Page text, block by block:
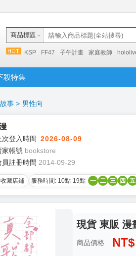
商品標題
KSP FF47 子午計畫 家庭教師
殺特集
事 > 男性向
次登入時間 2026-08-09
家帳號 bookstore
員註冊時間 2014-09-29
收藏店鋪 服務時間: 10點-19點 一 二 三 四 五
現貨 東販 漫
商品價格 NT$